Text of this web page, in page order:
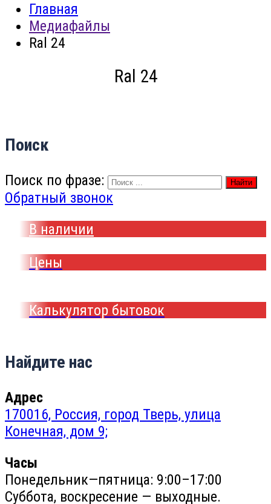
Главная
Медиафайлы
Ral 24
Ral 24
Поиск
Поиск по фразе: Найти
Обратный звонок
В наличии
Цены
Калькулятор бытовок
Найдите нас
Адрес
170016, Россия, город Тверь, улица
Конечная, дом 9;
Часы
Понедельник—пятница: 9:00–17:00
Суббота, воскресение — выходные.